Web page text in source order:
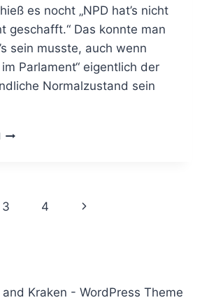
es nocht „NPD hat’s nicht
geschafft.“ Das konnte man
sein musste, auch wenn
Parlament“ eigentlich der
Normalzustand sein
MIT
3 4
Nächste
Kraken - WordPress Theme